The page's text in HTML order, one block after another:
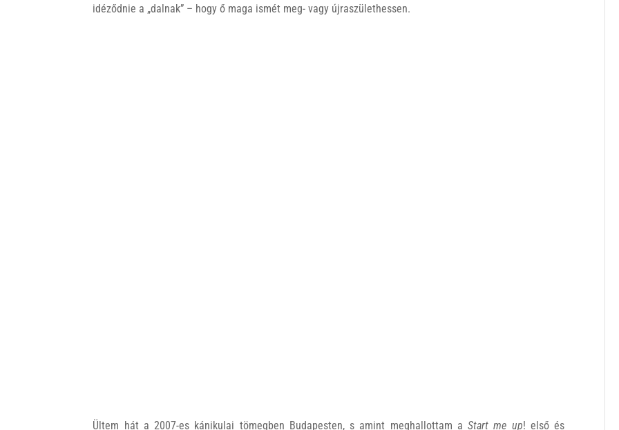
idéződnie a „dalnak” – hogy ő maga ismét meg- vagy újraszülethessen.
Ültem hát a 2007-es kánikulai tömegben Budapesten, s amint meghallottam aStart me up! első és